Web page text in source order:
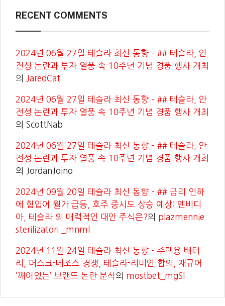
RECENT COMMENTS
2024년 06월 27일 테슬라 최신 동향 – ## 테슬라, 안
전성 논란과 투자 열풍 속 10주년 기념 경품 행사 개최
의
JaredCat
2024년 06월 27일 테슬라 최신 동향 – ## 테슬라, 안
전성 논란과 투자 열풍 속 10주년 기념 경품 행사 개최
의 ScottNab
2024년 06월 27일 테슬라 최신 동향 – ## 테슬라, 안
전성 논란과 투자 열풍 속 10주년 기념 경품 행사 개최
의
JordanJoino
2024년 09월 20일 테슬라 최신 동향 – ## 금리 인하
에 힘입어 월가 급등, 호주 증시도 상승 예상: 엔비디
아, 테슬라 외 매력적인 대안 주식은?의 plazmennie
sterilizatori _mnml
2024년 11월 24일 테슬라 최신 동향 – 주택용 배터
리, 머스크-베조스 경쟁, 테슬라-리비안 합의, 재규어
‘깨어있는’ 브랜드 논란 분석의 mostbet_mgSl